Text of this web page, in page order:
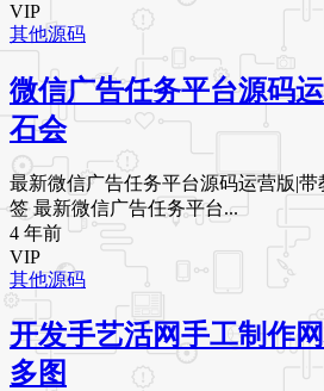
VIP
其他源码
微信广告任务平台源码
石会
最新微信广告任务平台源码运营版|
签 最新微信广告任务平台...
4 年前
VIP
其他源码
开发手艺活网手工制作
多图